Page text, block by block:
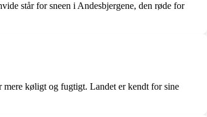
står for sneen i Andesbjergene, den røde for
køligt og fugtigt. Landet er kendt for sine